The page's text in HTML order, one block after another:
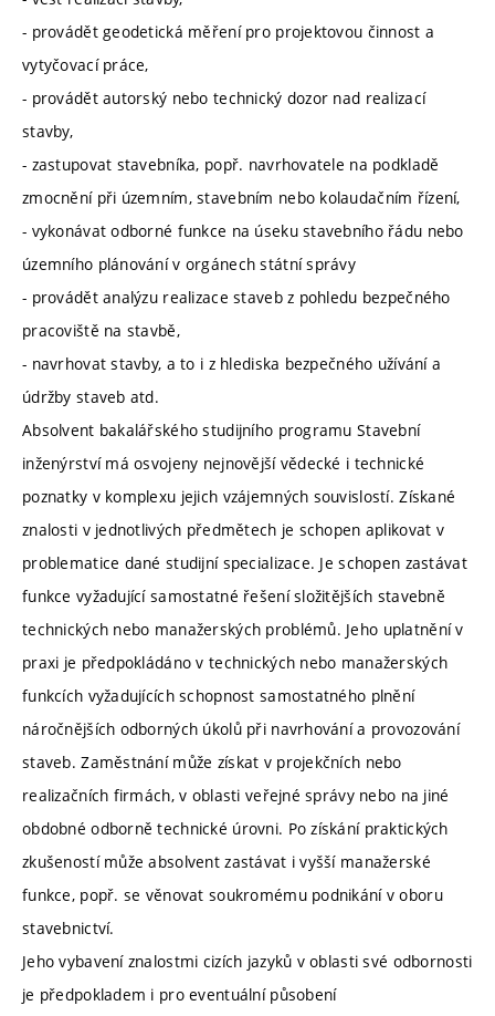
- provádět geodetická měření pro projektovou činnost a
vytyčovací práce,
- provádět autorský nebo technický dozor nad realizací
stavby,
- zastupovat stavebníka, popř. navrhovatele na podkladě
zmocnění při územním, stavebním nebo kolaudačním řízení,
- vykonávat odborné funkce na úseku stavebního řádu nebo
územního plánování v orgánech státní správy
- provádět analýzu realizace staveb z pohledu bezpečného
pracoviště na stavbě,
- navrhovat stavby, a to i z hlediska bezpečného užívání a
údržby staveb atd.
Absolvent bakalářského studijního programu Stavební
inženýrství má osvojeny nejnovější vědecké i technické
poznatky v komplexu jejich vzájemných souvislostí. Získané
znalosti v jednotlivých předmětech je schopen aplikovat v
problematice dané studijní specializace. Je schopen zastávat
funkce vyžadující samostatné řešení složitějších stavebně
technických nebo manažerských problémů. Jeho uplatnění v
praxi je předpokládáno v technických nebo manažerských
funkcích vyžadujících schopnost samostatného plnění
náročnějších odborných úkolů při navrhování a provozování
staveb. Zaměstnání může získat v projekčních nebo
realizačních firmách, v oblasti veřejné správy nebo na jiné
obdobné odborně technické úrovni. Po získání praktických
zkušeností může absolvent zastávat i vyšší manažerské
funkce, popř. se věnovat soukromému podnikání v oboru
stavebnictví.
Jeho vybavení znalostmi cizích jazyků v oblasti své odbornosti
je předpokladem i pro eventuální působení